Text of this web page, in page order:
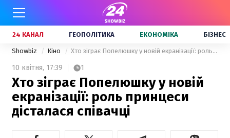
24 КАНАЛ ГЕОПОЛІТИКА ЕКОНОМІКА БІЗНЕС
Showbiz Кіно Хто зіграє Попелюшку у новій екранізації: роль принцеси дісталася співачці
10 квітня, 17:39 1
Хто зіграє Попелюшку у новій
екранізації: роль принцеси
дісталася співачці